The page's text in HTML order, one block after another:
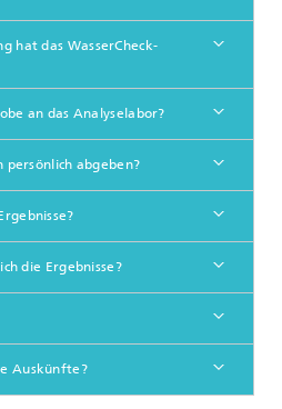
hat das WasserCheck-
an das Analyselabor?
persönlich abgeben?
die Ergebnisse?
Auskünfte?